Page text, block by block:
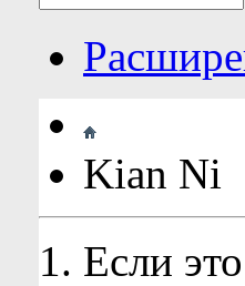
Kian Ni
Если